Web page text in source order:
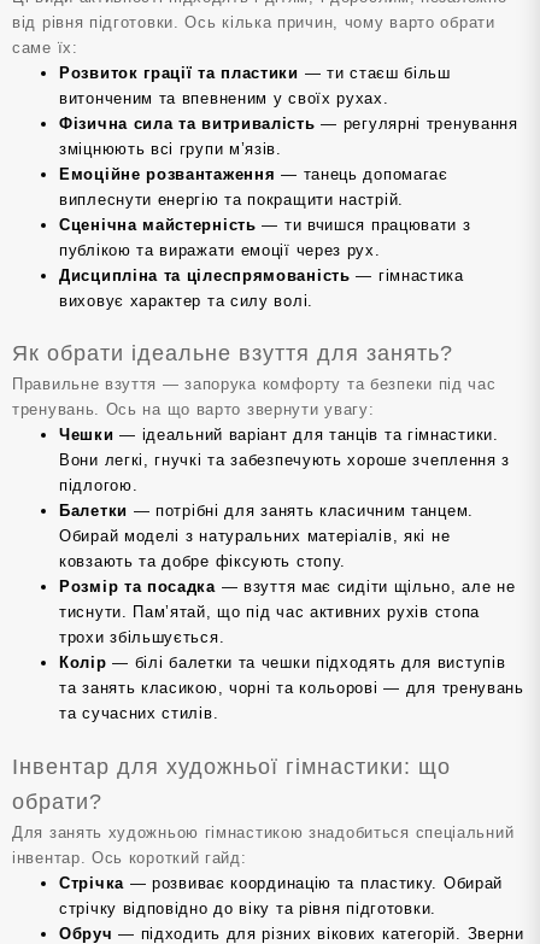
від рівня підготовки. Ось кілька причин, чому варто обрати
саме їх:
Розвиток грації та пластики — ти стаєш більш
витонченим та впевненим у своїх рухах.
Фізична сила та витривалість — регулярні тренування
зміцнюють всі групи м’язів.
Емоційне розвантаження — танець допомагає
виплеснути енергію та покращити настрій.
Сценічна майстерність — ти вчишся працювати з
публікою та виражати емоції через рух.
Дисципліна та цілеспрямованість — гімнастика
виховує характер та силу волі.
Як обрати ідеальне взуття для занять?
Правильне взуття — запорука комфорту та безпеки під час
тренувань. Ось на що варто звернути увагу:
Чешки — ідеальний варіант для танців та гімнастики.
Вони легкі, гнучкі та забезпечують хороше зчеплення з
підлогою.
Балетки — потрібні для занять класичним танцем.
Обирай моделі з натуральних матеріалів, які не
ковзають та добре фіксують стопу.
Розмір та посадка— взуття має сидіти щільно, але не
тиснути. Пам’ятай, що під час активних рухів стопа
трохи збільшується.
Колір — білі балетки та чешки підходять для виступів
та занять класикою, чорні та кольорові — для тренувань
та сучасних стилів.
Інвентар для художньої гімнастики: що
обрати?
Для занять художньою гімнастикою знадобиться спеціальний
інвентар. Ось короткий гайд:
Стрічка — розвиває координацію та пластику. Обирай
стрічку відповідно до віку та рівня підготовки.
Обруч — підходить для різних вікових категорій. Зверни